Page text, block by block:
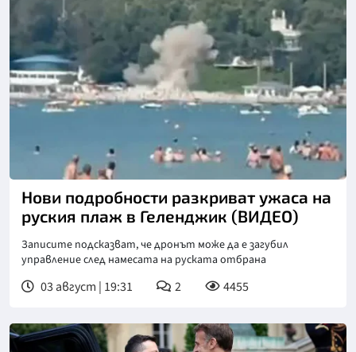
Нови подробности разкриват ужаса на
руския плаж в Геленджик (ВИДЕО)
Записите подсказват, че дронът може да е загубил
управление след намесата на руската отбрана
03 август | 19:31 2 4455